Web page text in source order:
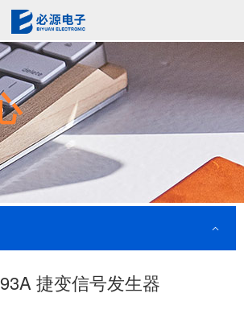
捷变信号发生器